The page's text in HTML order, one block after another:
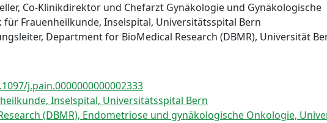
Co-Klinikdirektor und Chefarzt Gynäkologie und Gynäkologische
Frauenheilkunde, Inselspital, Universitätsspital Bern
Department for BioMedical Research (DBMR), Universität
j.pain.0000000000002333
Inselspital, Universitätsspital Bern
(DBMR), Endometriose und gynäkologische Onkologie,